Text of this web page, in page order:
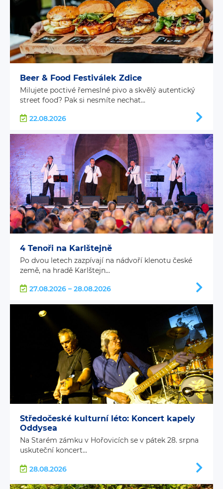
Beer & Food Festiválek Zdice
Milujete poctivé řemeslné pivo a skvělý autentický
street food? Pak si nesmíte nechat...
22.08.2026
4 Tenoři na Karlštejně
Po dvou letech zazpívají na nádvoří klenotu české
země, na hradě Karlštejn...
27.08.2026 – 28.08.2026
Středočeské kulturní léto: Koncert kapely
Oddysea
Na Starém zámku v Hořovicích se v pátek 28. srpna
uskuteční koncert...
28.08.2026